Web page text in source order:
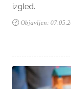
izgled.
Objavljen: